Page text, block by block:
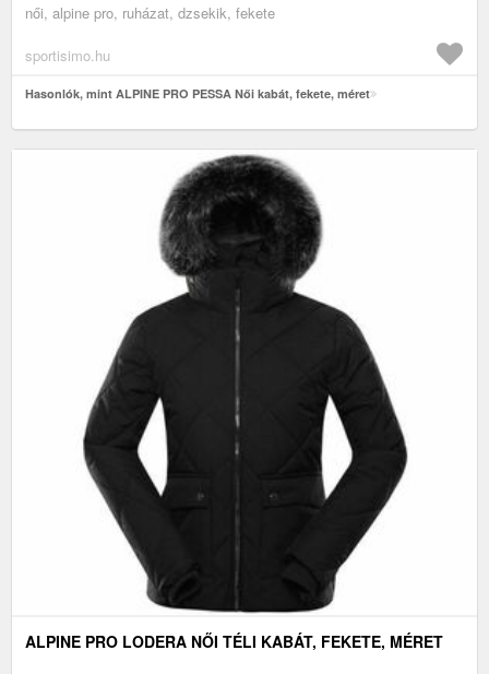
női, alpine pro, ruházat, dzsekik, fekete
sportisimo.hu
Hasonlók, mint ALPINE PRO PESSA Női kabát, fekete, méret
ALPINE PRO LODERA NŐI TÉLI KABÁT, FEKETE, MÉRET